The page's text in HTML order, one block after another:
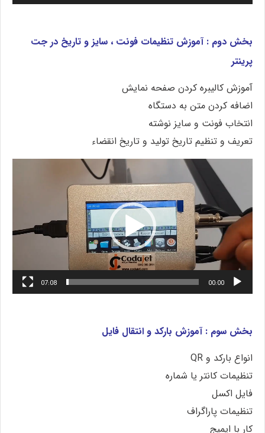
بخش دوم : آموزش تنظیمات فونت ، سایز و تاریخ در جت
پرینتر
آموزش کالیبره کردن صفحه نمایش
اضافه کردن متن به دستگاه
انتخاب فونت و سایز نوشته
تعریف و تنظیم تاریخ تولید و تاریخ انقضاء
00:00
07:08
بخش سوم : آموزش بارکد و انتقال فایل
انواع بارکد و QR
تنظیمات کانتر یا شماره
فایل اکسل
تنظیمات پاراگراف
کار با ایمیج